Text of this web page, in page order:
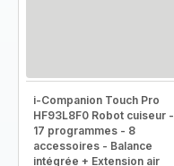
i-Companion Touch Pro
HF93L8F0 Robot cuiseur -
17 programmes - 8
accessoires - Balance
intégrée + Extension air